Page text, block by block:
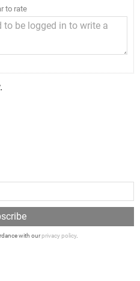
to rate
with ourprivacy policy.